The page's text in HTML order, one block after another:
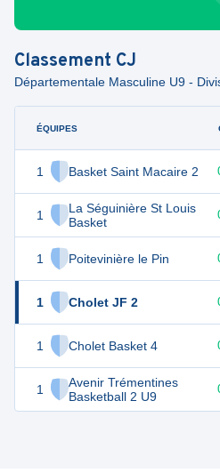
Classement CJ
Départementale Masculine U9 -
ÉQUIPES
1 Basket Saint Macaire 2
1
La Séguinière St Louis
Basket
1 Poitevinière le Pin
1 Cholet JF 2
1 Cholet Basket 4
1
Avenir Trémentines
Basketball 2 U9
0 0
0 0
0
0